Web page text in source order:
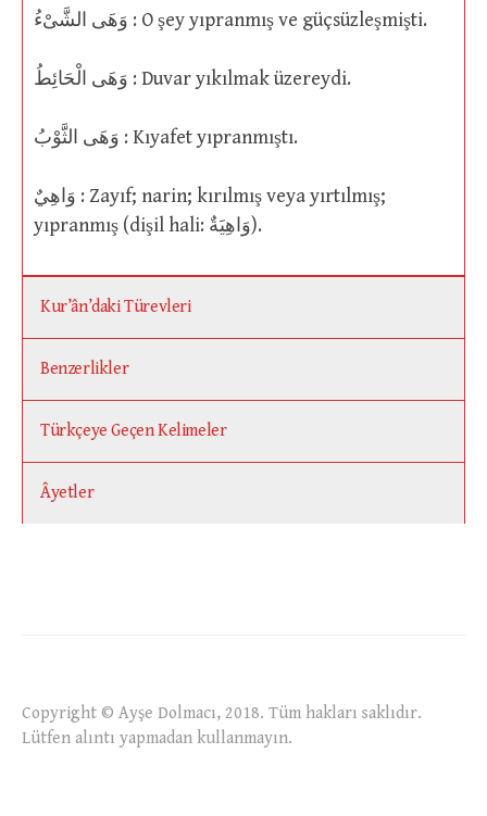
وَهَى الشَّىْءُ : O şey yıpranmış ve güçsüzleşmişti.
وَهَى الْحَائِطُ : Duvar yıkılmak üzereydi.
وَهَى الثَّوْبُ : Kıyafet yıpranmıştı.
وَاهِيٌ : Zayıf; narin; kırılmış veya yırtılmış;
yıpranmış (dişil hali: وَاهِيَةٌ).
Kur’ân’daki Türevleri
Benzerlikler
Türkçeye Geçen Kelimeler
Âyetler
Copyright © Ayşe Dolmacı, 2018. Tüm hakları saklıdır.
Lütfen alıntı yapmadan kullanmayın.